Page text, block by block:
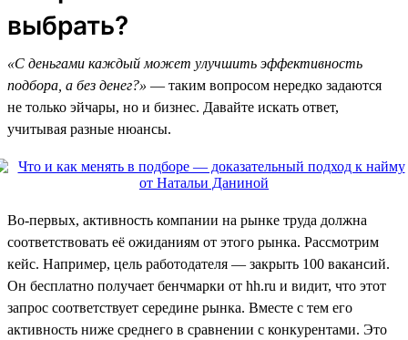
выбрать?
«С деньгами каждый может улучшить эффективность
подбора, а без денег?» — таким вопросом нередко задаются
не только эйчары, но и бизнес. Давайте искать ответ,
учитывая разные нюансы.
Во-первых, активность компании на рынке труда должна
соответствовать её ожиданиям от этого рынка. Рассмотрим
кейс. Например, цель работодателя — закрыть 100 вакансий.
Он бесплатно получает бенчмарки от hh.ru и видит, что этот
запрос соответствует середине рынка. Вместе с тем его
активность ниже среднего в сравнении с конкурентами. Это